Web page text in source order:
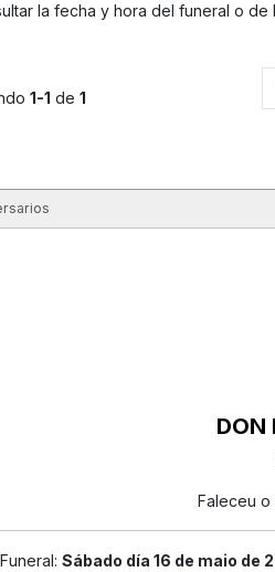
la fecha y hora del funeral o de
1-1 de 1
DON
Faleceu o
Funeral: Sábado día 16 de maio de